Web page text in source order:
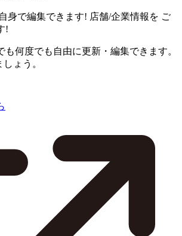
身で編集できます! 店舗/企業情報を ご
!
も何度でも自由に更新・編集できます。
ょう。